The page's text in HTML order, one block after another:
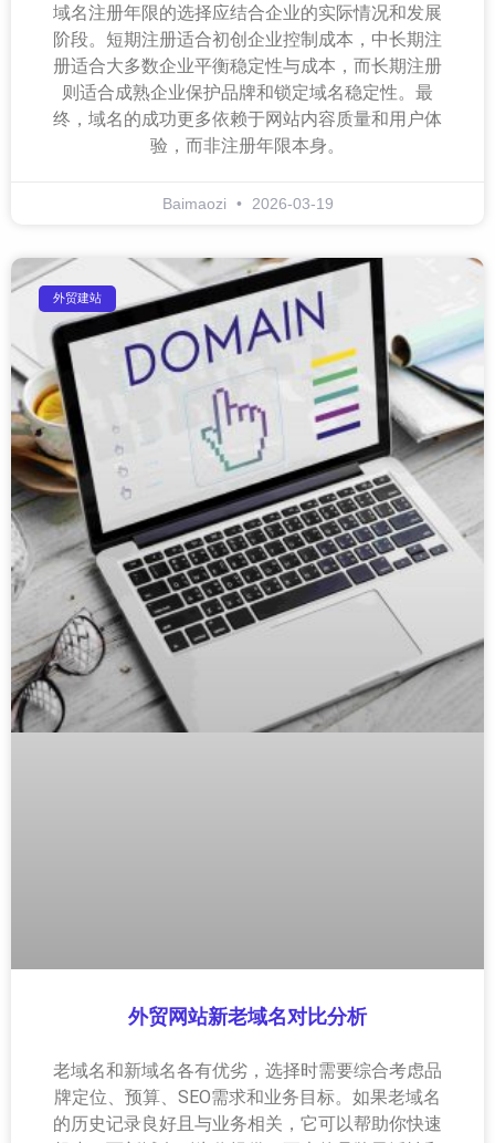
域名注册年限的选择应结合企业的实际情况和发展
阶段。短期注册适合初创企业控制成本，中长期注
册适合大多数企业平衡稳定性与成本，而长期注册
则适合成熟企业保护品牌和锁定域名稳定性。最
终，域名的成功更多依赖于网站内容质量和用户体
验，而非注册年限本身。
Baimaozi 2026-03-19
外贸建站
外贸网站新老域名对比分析
老域名和新域名各有优劣，选择时需要综合考虑品
牌定位、预算、SEO需求和业务目标。如果老域名
的历史记录良好且与业务相关，它可以帮助你快速